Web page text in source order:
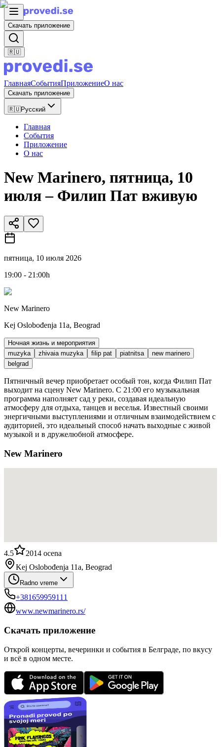
Скачать приложение
🇷🇺
ГлавнаяСобытияПриложениеО нас
Скачать приложение
🇷🇺Русский
Главная
События
Приложение
О нас
New Marinero, пятница, 10
июля – Филип Пат вживую
пятница, 10 июля 2026
19:00 - 21:00h
New Marinero
Kej Oslobođenja 11a, Beograd
Ночная жизнь и мероприятия
muzyka
zhivaia muzyka filip pat piatnitsa
new marinero
belgrad
Пятничный вечер приобретает особый тон, когда Филип Пат
выходит на сцену New Marinero. С 21:00 его музыкальная
программа наполняет сад у реки, создавая идеальную
атмосферу для отдыха, танцев и веселья. Известный своими
энергичными выступлениями и отличным взаимодействием с
аудиторией, это идеальный способ начать выходные с живой
музыкой и в дружелюбной атмосфере.
New Marinero
4.5 2014 ocena
Kej Oslobođenja 11a, Beograd
Radno vreme
+381659959111
www.newmarinero.rs/
Скачать приложение
Открой концерты, вечеринки и события в Белграде, по вкусу
и всё в одном месте.